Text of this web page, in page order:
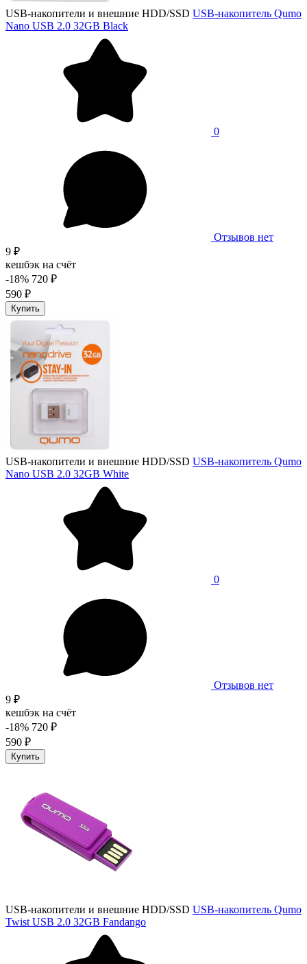
USB-накопители и внешние HDD/SSD USB-накопитель Qumo
Nano USB 2.0 32GB Black
0
Отзывов нет
9 ₽
кешбэк на счёт
-18% 720 ₽
590 ₽
Купить
USB-накопители и внешние HDD/SSD USB-накопитель Qumo
Nano USB 2.0 32GB White
0
Отзывов нет
9 ₽
кешбэк на счёт
-18% 720 ₽
590 ₽
Купить
USB-накопители и внешние HDD/SSD USB-накопитель Qumo
Twist USB 2.0 32GB Fandango